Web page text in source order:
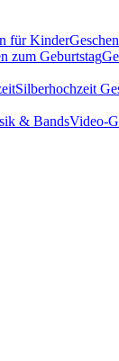
für Kinder
zum Geburtstag
Silberhochzeit
& BandsVideo-